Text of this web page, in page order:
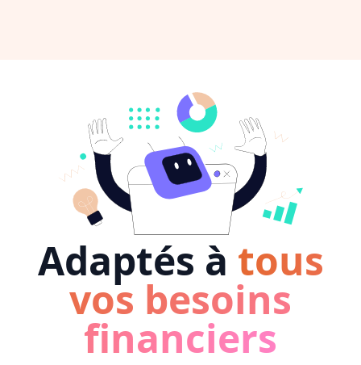
Adaptés à tous
vos besoins
financiers